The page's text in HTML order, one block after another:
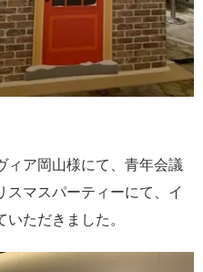
ィア岡山様にて、青年会議
スマスパーティーにて、イ
ただきました。